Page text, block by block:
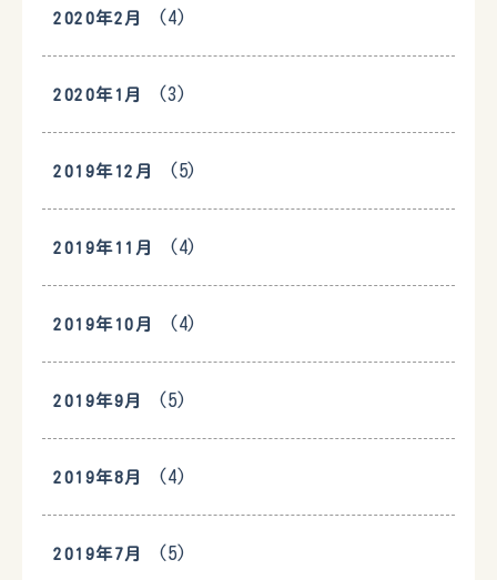
2020年2月 (4)
2020年1月 (3)
2019年12月 (5)
2019年11月 (4)
2019年10月 (4)
2019年9月 (5)
2019年8月 (4)
2019年7月 (5)